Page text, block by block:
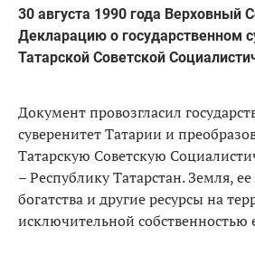
30 августа 1990 года Верховный
Декларацию о государственном
Татарской Советской
Документ провозгласил
суверенитет Татарии и
Татарскую Советскую
– Республику Татарстан. Земля,
богатства и другие ресурсы на
исключительной собственностью